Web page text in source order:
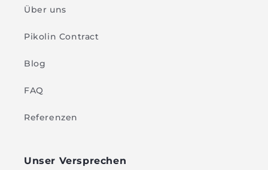
Über uns
Pikolin Contract
Blog
FAQ
Referenzen
Unser Versprechen